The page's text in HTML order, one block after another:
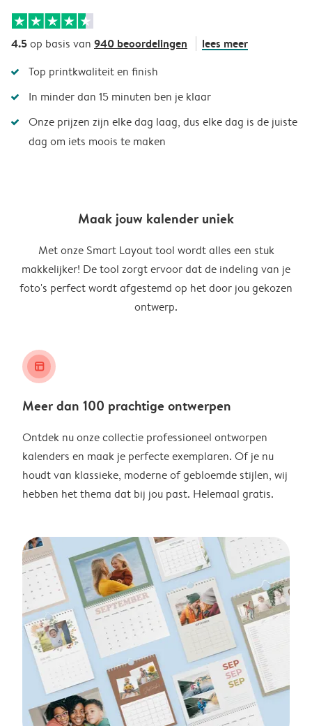
4.5op basis van 940 beoordelingen lees meer
Top printkwaliteit en finish
In minder dan 15 minuten ben je klaar
Onze prijzen zijn elke dag laag, dus elke dag is de juiste
dag om iets moois te maken
Maak jouw kalender uniek
Met onze Smart Layout tool wordt alles een stuk
makkelijker! De tool zorgt ervoor dat de indeling van je
foto's perfect wordt afgestemd op het door jou gekozen
ontwerp.
layout_alt
Meer dan 100 prachtige ontwerpen
Ontdek nu onze collectie professioneel ontworpen
kalenders en maak je perfecte exemplaren. Of je nu
houdt van klassieke, moderne of gebloemde stijlen, wij
hebben het thema dat bij jou past. Helemaal gratis.